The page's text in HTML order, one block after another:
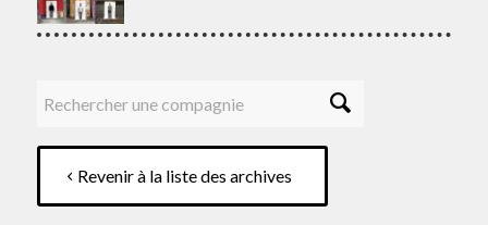
Revenir à la liste des archives